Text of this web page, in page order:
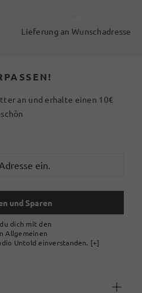
Lieferung an Wunschadresse
an und erhalte einen 10€
und Sparen
dich mit den
Allgemeinen
Untold einverstanden. [+]